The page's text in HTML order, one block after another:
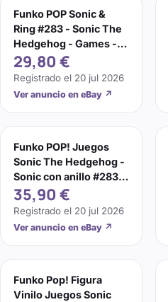
Funko POP Sonic &
Ring #283 - Sonic The
Hedgehog - Games -
Figurine Vinyle
29,80 €
Registrado el 20 jul 2026
Ver anuncio en eBay ↗
Funko POP! Juegos
Sonic The Hedgehog -
Sonic con anillo #283
*Caja dañada*
35,90 €
Registrado el 20 jul 2026
Ver anuncio en eBay ↗
Funko Pop! Figura
Vinilo Juegos Sonic